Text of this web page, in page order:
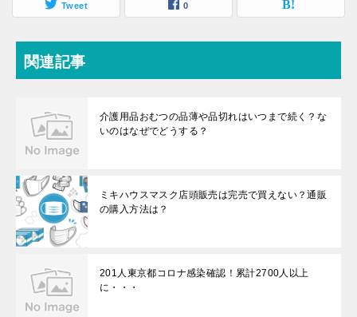
Tweet 0
関連記事
介護用品おむつの品薄や品切れはいつまで続く？な
いのはなぜでどうする？
ミキハウスマスク店頭販売は完売で買えない？通販
の購入方法は？
201人東京都コロナ感染確認！累計2700人以上
に・・・